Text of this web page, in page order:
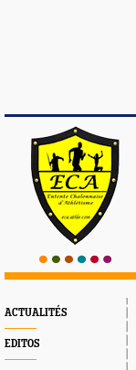
ACTUALITÉS
EDITOS